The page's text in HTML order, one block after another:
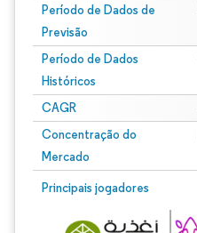
Período de Dados de
Previsão
Período de Dados
Históricos
CAGR
Concentração do
Mercado
Principais jogadores